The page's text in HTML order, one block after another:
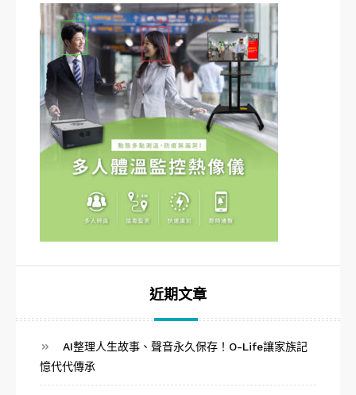
近期文章
AI整理人生故事、聲音永久保存！O-Life讓家族記
憶代代傳承